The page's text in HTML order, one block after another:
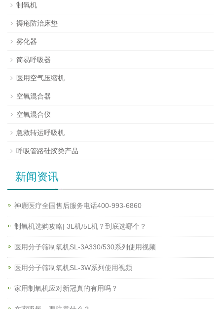
制氧机
褥疮防治床垫
雾化器
简易呼吸器
医用空气压缩机
空氧混合器
空氧混合仪
急救转运呼吸机
呼吸管路硅胶类产品
新闻资讯
神鹿医疗全国售后服务电话400-993-6860
制氧机选购攻略| 3L机/5L机？到底选哪个？
医用分子筛制氧机SL-3A330/530系列使用视频
医用分子筛制氧机SL-3W系列使用视频
家用制氧机应对新冠真的有用吗？